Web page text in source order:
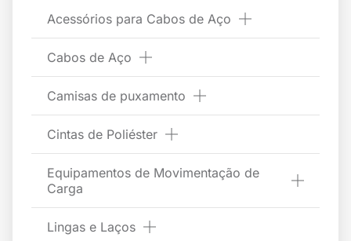
Acessórios para Cabos de Aço
Cabos de Aço
Camisas de puxamento
Cintas de Poliéster
Equipamentos de Movimentação de
Carga
Lingas e Laços